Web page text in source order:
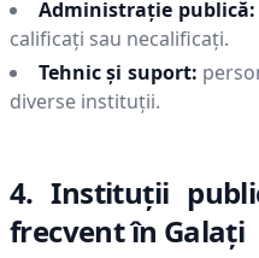
Administrație publică:
calificați sau necalificați.
Tehnic și suport:
diverse instituții.
4. Instituții
frecvent în Galaţi